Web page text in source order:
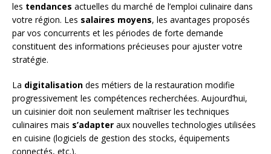
les tendances actuelles du marché de l’emploi culinaire dans
votre région. Les salaires moyens, les avantages proposés
par vos concurrents et les périodes de forte demande
constituent des informations précieuses pour ajuster votre
stratégie.
La digitalisation des métiers de la restauration modifie
progressivement les compétences recherchées. Aujourd’hui,
un cuisinier doit non seulement maîtriser les techniques
culinaires mais s’adapter aux nouvelles technologies utilisées
en cuisine (logiciels de gestion des stocks, équipements
connectés, etc.).